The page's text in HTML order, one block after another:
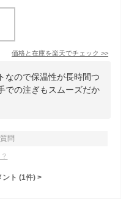
価格と在庫を楽天でチェック >>
なので保温性が長時間つ
での注ぎもスムーズだか
問
ント (1件) >